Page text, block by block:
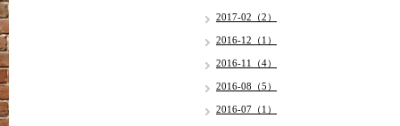
2017-02（2）
2016-12（1）
2016-11（4）
2016-08（5）
2016-07（1）